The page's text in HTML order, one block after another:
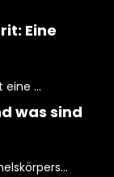
Eine
...
was sind